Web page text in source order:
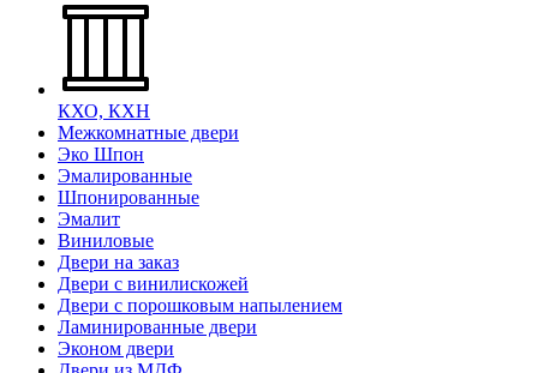
КХО, КХН
Межкомнатные двери
Эко Шпон
Эмалированные
Шпонированные
Эмалит
Виниловые
Двери на заказ
Двери с винилискожей
Двери с порошковым напылением
Ламинированные двери
Эконом двери